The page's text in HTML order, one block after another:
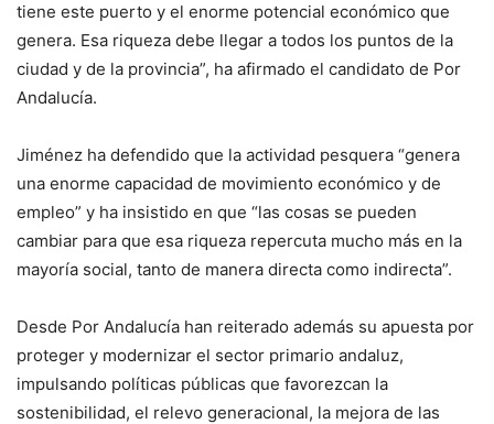
tiene este puerto y el enorme potencial económico que
genera. Esa riqueza debe llegar a todos los puntos de la
ciudad y de la provincia”, ha afirmado el candidato de Por
Andalucía.
Jiménez ha defendido que la actividad pesquera “genera
una enorme capacidad de movimiento económico y de
empleo” y ha insistido en que “las cosas se pueden
cambiar para que esa riqueza repercuta mucho más en la
mayoría social, tanto de manera directa como indirecta”.
Desde Por Andalucía han reiterado además su apuesta por
proteger y modernizar el sector primario andaluz,
impulsando políticas públicas que favorezcan la
sostenibilidad, el relevo generacional, la mejora de las